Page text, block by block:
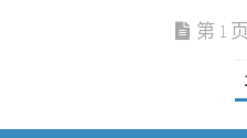
第 1